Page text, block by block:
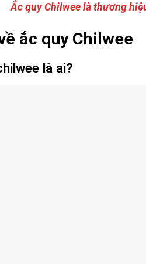
Ắc quy Chilwee là thương
ắc quy Chilwee
là ai?